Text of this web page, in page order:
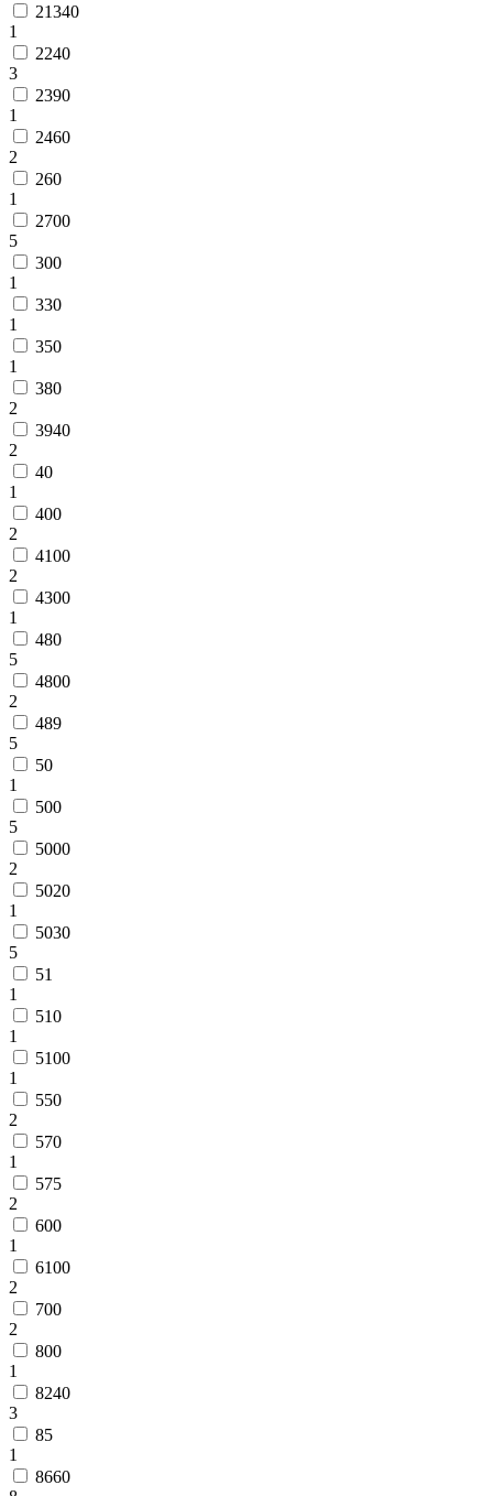
21340
1
2240
3
2390
1
2460
2
260
1
2700
5
300
1
330
1
350
1
380
2
3940
2
40
1
400
2
4100
2
4300
1
480
5
4800
2
489
5
50
1
500
5
5000
2
5020
1
5030
5
51
1
510
1
5100
1
550
2
570
1
575
2
600
1
6100
2
700
2
800
1
8240
3
85
1
8660